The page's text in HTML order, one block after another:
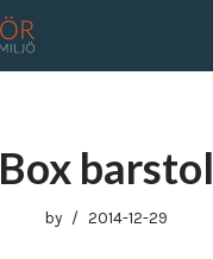
Box barstol
by 2014-12-29